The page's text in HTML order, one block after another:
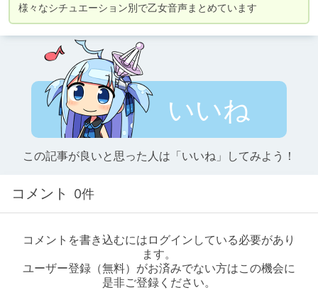
様々なシチュエーション別で乙女音声まとめています
いいね
この記事が良いと思った人は「いいね」してみよう！
コメント 0件
コメントを書き込むにはログインしている必要があり
ます。
ユーザー登録（無料）がお済みでない方はこの機会に
是非ご登録ください。